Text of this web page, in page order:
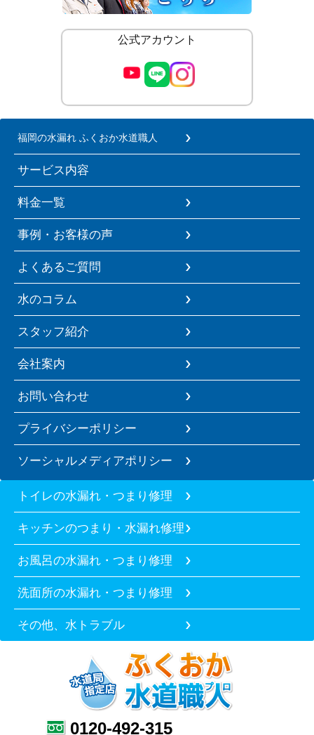
公式アカウント
福岡の水漏れ ふくおか水道職人
サービス内容
料金一覧
事例・お客様の声
よくあるご質問
水のコラム
スタッフ紹介
会社案内
お問い合わせ
プライバシーポリシー
ソーシャルメディアポリシー
トイレの水漏れ・つまり修理
キッチンのつまり・水漏れ修理
お風呂の水漏れ・つまり修理
洗面所の水漏れ・つまり修理
その他、水トラブル
0120-492-315